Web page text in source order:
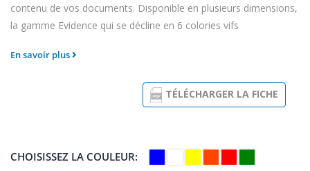
contenu de vos documents. Disponible en plusieurs dimensions,
la gamme Evidence qui se décline en 6 colories vifs
TÉLÉCHARGER LA FICHE
En savoir plus
CHOISISSEZ LA COULEUR